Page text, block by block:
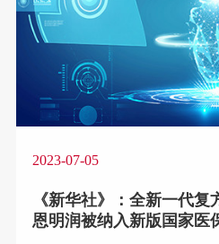
2023-07-05
《新华社》：全新一代复
恩明润被纳入新版国家医